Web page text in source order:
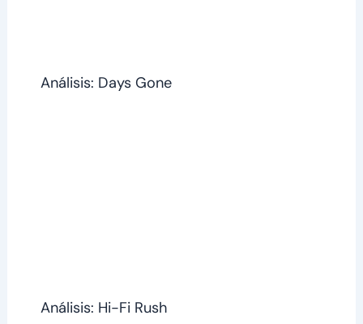
Análisis: Days Gone
Análisis: Hi-Fi Rush